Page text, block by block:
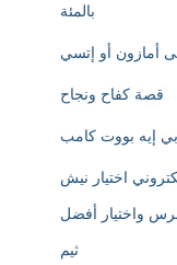
بالمئة
أمازون أو إتسي
قصة كفاح ونجاح
إيه بووت كامب
اختيار نيش
واختيار أفضل
ثيم